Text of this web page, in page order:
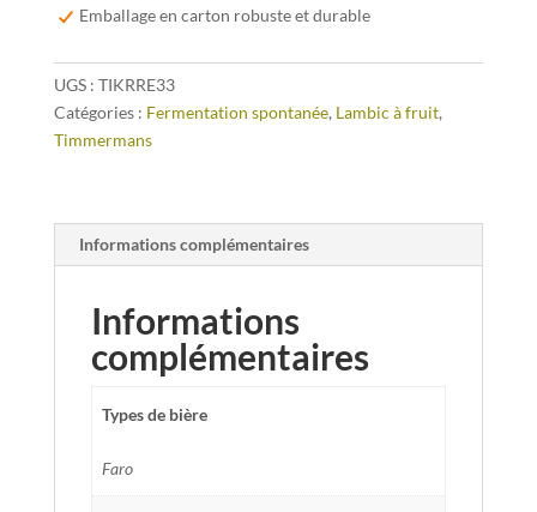
Emballage en carton robuste et durable
UGS : TIKRRE33
Catégories : Fermentation spontanée, Lambic à fruit,
Timmermans
Informations complémentaires
Informations
complémentaires
Types de bière
Faro